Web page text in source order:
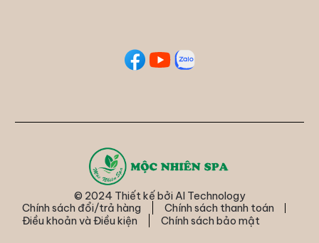
© 2024 Thiết kế bởi AI Technology
Chính sách đổi/trả hàng
Chính sách thanh toán
Điều khoản và Điều kiện
Chính sách bảo mật